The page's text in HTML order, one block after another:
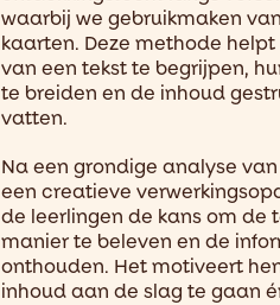
waarbij we gebruikmaken
kaarten. Deze methode
van een tekst te begrijpen,
te breiden en de inhoud
vatten.
Na een grondige analyse
een creatieve
de leerlingen de kans om de
manier te beleven en de
onthouden. Het motiveert
inhoud aan de slag te gaan